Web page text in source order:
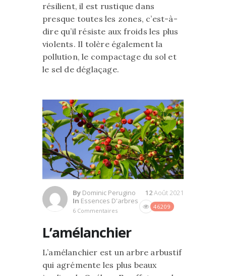
résilient, il est rustique dans
presque toutes les zones, c’est-à-
dire qu’il résiste aux froids les plus
violents. Il tolère également la
pollution, le compactage du sol et
le sel de déglaçage.
By Dominic Perugino
In Essences D'arbres
6 Commentaires
46209
12Août 2021
L’amélanchier
L’amélanchier est un arbre arbustif
qui agrémente les plus beaux